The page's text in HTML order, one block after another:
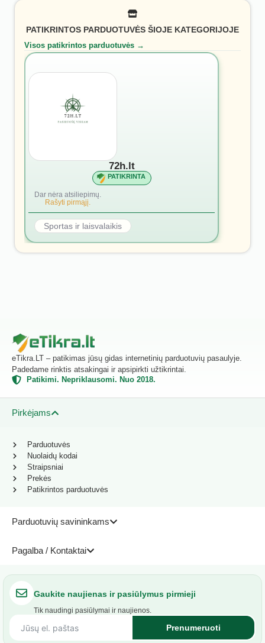
PATIKRINTOS PARDUOTUVĖS ŠIOJE KATEGORIJOJE
Visos patikrintos parduotuvės →
72h.lt
PATIKRINTA
Dar nėra atsiliepimų.
Rašyti pirmąjį.
Sportas ir laisvalaikis
eTikra.LT – patikimas jūsų gidas internetinių parduotuvių pasaulyje.
Padedame rinktis atsakingai ir apsipirkti užtikrintai.
Patikimi. Nepriklausomi. Nuo 2018.
Pirkėjams
Parduotuvių savininkams
Pagalba / Kontaktai
Parduotuvės
Nuolaidų kodai
Straipsniai
Prekės
Patikrintos parduotuvės
Gaukite naujienas ir pasiūlymus pirmieji
Tik naudingi pasiūlymai ir naujienos.
Prenumeruoti